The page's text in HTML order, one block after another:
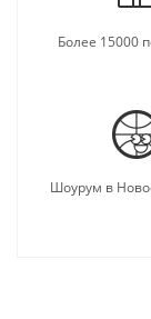
Более 15000
Шоурум в